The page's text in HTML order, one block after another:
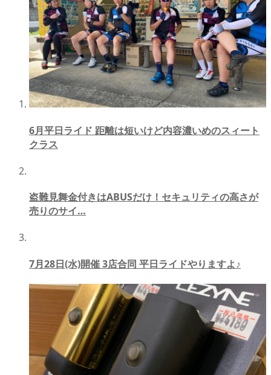
6月平日ライド 距離は短いけど内容濃いめのスィート
クラス
盗難見舞金付きはABUSだけ！セキュリティの高さが
売りのサイ…
7月28日(水)開催 3店合同 平日ライドやりますよ♪